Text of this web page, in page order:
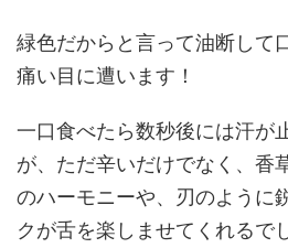
緑色だからと言って油断して
痛い目に遭います！
一口食べたら数秒後には汗が
が、ただ辛いだけでなく、香
のハーモニーや、刃のように
クが舌を楽しませてくれるで